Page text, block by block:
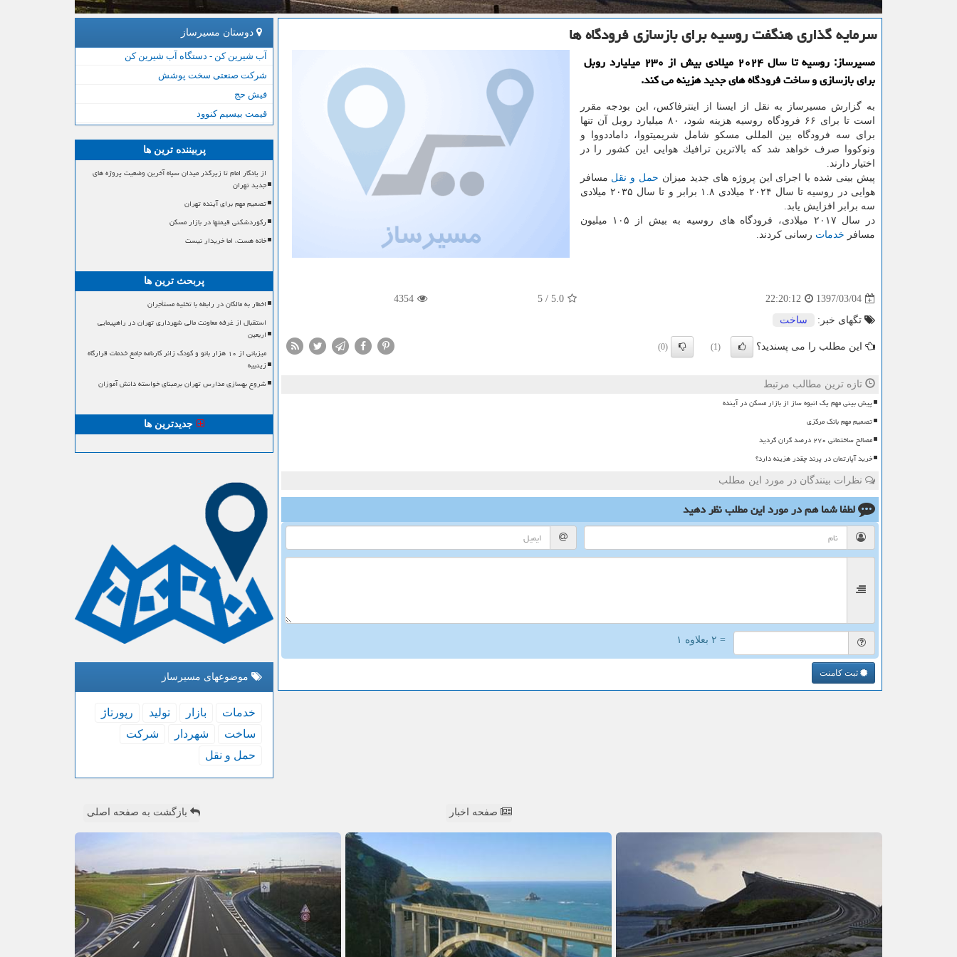
سرمایه گذاری هنگفت روسیه برای بازسازی فرودگاه ها
مسیرساز: روسیه تا سال ۲۰۲۴ میلادی بیش از ۲۳۰ میلیارد روبل
برای بازسازی و ساخت فرودگاه های جدید هزینه می كند.
به گزارش مسیرساز به نقل از ایسنا از اینترفاكس، این بودجه مقرر
است تا برای ۶۶ فرودگاه روسیه هزینه شود، ۸۰ میلیارد روبل آن تنها
برای سه فرودگاه بین المللی مسكو شامل شریمیتووا، داماددووا و
ونوكووا صرف خواهد شد كه بالاترین ترافیك هوایی این كشور را در
اختیار دارند.
پیش بینی شده با اجرای این پروژه های جدید میزان حمل و نقل مسافر
هوایی در روسیه تا سال ۲۰۲۴ میلادی ۱.۸ برابر و تا سال ۲۰۳۵ میلادی
سه برابر افزایش یابد.
در سال ۲۰۱۷ میلادی، فرودگاه های روسیه به بیش از ۱۰۵ میلیون
مسافر خدمات رسانی كردند.
1397/03/04
22:20:12
5.0
/
5
4354
تگهای خبر: ساخت
این مطلب را می پسندید؟ (1)
(0)
تازه ترین مطالب مرتبط
پیش بینی مهم یک انبوه ساز از بازار مسکن در آینده
تصمیم مهم بانک مرکزی
مصالح ساختمانی ۲۷۰ درصد گران گردید
خرید آپارتمان در پرند چقدر هزینه دارد؟
نظرات بینندگان در مورد این مطلب
لطفا شما همدر مورد این مطلبنظر دهید
= ۲ بعلاوه ۱
ثبت کامنت
دوستان مسیرساز
آب شیرین کن - دستگاه آب شیرین کن
شرکت صنعتی سخت پوشش
فیش حج
قیمت بیسیم کنوود
پربیننده ترین ها
از یادگار امام تا زیرگذر میدان سپاه آخرین وضعیت پروژه های
جدید تهران
تصمیم مهم برای آینده تهران
رکوردشکنی قیمتها در بازار مسکن
خانه هست، اما خریدار نیست
پربحث ترین ها
اخطار به مالکان در رابطه با تخلیه مستأجران
استقبال از غرفه معاونت مالی شهرداری تهران در راهپیمایی
اربعین
میزبانی از ۱۰ هزار بانو و کودک زائر کارنامه جامع خدمات قرارگاه
زینبیه
شروع بهسازی مدارس تهران برمبنای خواسته دانش آموزان
جدیدترین ها
موضوعهای مسیرساز
خدمات بازار تولید
رپورتاژ
ساخت
شهردار
شركت
حمل و نقل
صفحه اخبار بازگشت به صفحه اصلی